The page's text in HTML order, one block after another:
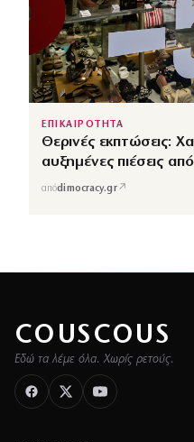
ΕΠΙΚΑΙΡΟΤΗΤΑ
Θερινές εκπτώσεις:
αυξημένες πιέσεις
απόdimocracy.gr↗
COUSCOUS
Εδώ τα λέμε όλα. Χωρίς ρετούς.